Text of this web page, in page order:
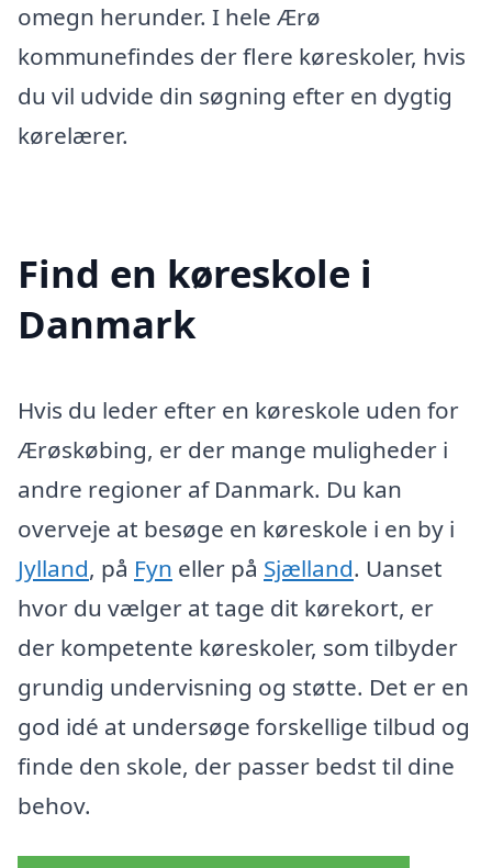
omegn herunder. I hele Ærø
kommunefindes der flere køreskoler, hvis
du vil udvide din søgning efter en dygtig
kørelærer.
Find en køreskole i
Danmark
Hvis du leder efter en køreskole uden for
Ærøskøbing, er der mange muligheder i
andre regioner af Danmark. Du kan
overveje at besøge en køreskole i en by i
Jylland, på Fyn eller på Sjælland. Uanset
hvor du vælger at tage dit kørekort, er
der kompetente køreskoler, som tilbyder
grundig undervisning og støtte. Det er en
god idé at undersøge forskellige tilbud og
finde den skole, der passer bedst til dine
behov.